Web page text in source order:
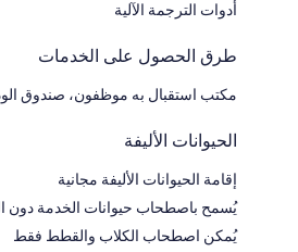
أدوات الترجمة الآلية
طرق الحصول على الخدمات
مكتب استقبال به موظفون، صندوق
الحيوانات الأليفة
إقامة الحيوانات الأليفة مجانية
يُسمح باصطحاب حيوانات الخدمة دون
يُمكن اصطحاب الكلاب والقطط فقط